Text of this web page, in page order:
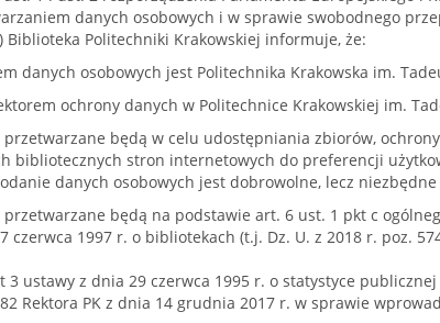
danych osobowych i w sprawie swobodnego
Biblioteka Politechniki Krakowskiej informuje, że:
danych osobowych jest Politechnika Krakowska im.
ochrony danych w Politechnice Krakowskiej im.
przetwarzane będą w celu udostępniania zbiorów,
bibliotecznych stron internetowych do preferencji
danych osobowych jest dobrowolne, lecz
przetwarzane będą na podstawie art. 6 ust. 1 pkt c
czerwca 1997 r. o bibliotekach (t.j. Dz. U. z 2018 r. poz.
3 ustawy z dnia 29 czerwca 1995 r. o statystyce
Rektora PK z dnia 14 grudnia 2017 r. w sprawie